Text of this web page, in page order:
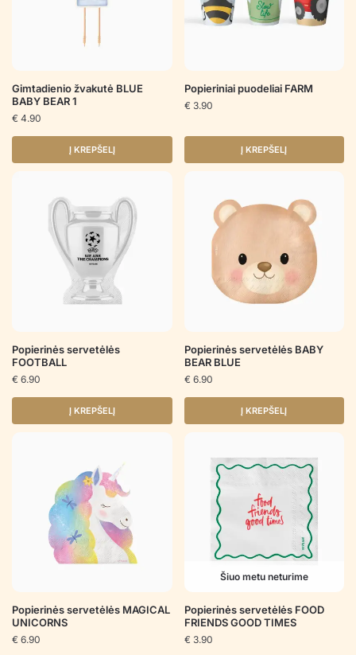
Gimtadienio žvakutė BLUE
BABY BEAR 1
€ 4.90
Į KREPŠELĮ
Popieriniai puodeliai FARM
€ 3.90
Į KREPŠELĮ
Popierinės servetėlės
FOOTBALL
€ 6.90
Į KREPŠELĮ
Popierinės servetėlės BABY
BEAR BLUE
€ 6.90
Į KREPŠELĮ
Popierinės servetėlės MAGICAL
UNICORNS
€ 6.90
Šiuo metu neturime
Popierinės servetėlės FOOD
FRIENDS GOOD TIMES
€ 3.90